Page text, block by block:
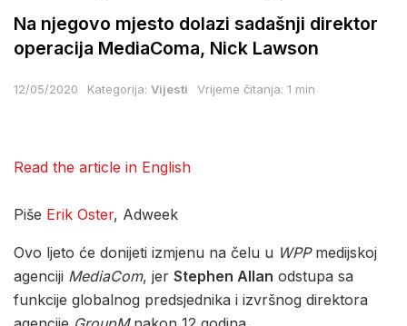
Na njegovo mjesto dolazi sadašnji direktor
operacija MediaComa, Nick Lawson
12/05/2020 Kategorija: Vijesti Vrijeme čitanja: 1 min
Read the article in English
Piše Erik Oster, Adweek
Ovo ljeto će donijeti izmjenu na čelu u WPPmedijskoj
agenciji MediaCom, jer Stephen Allan odstupa sa
funkcije globalnog predsjednika i izvršnog direktora